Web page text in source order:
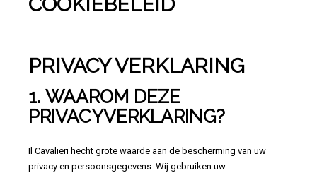
PRIVACY VERKLARING
1. WAAROM DEZE
PRIVACYVERKLARING?
Il Cavalieri hecht grote waarde aan de bescherming van uw
privacy en persoonsgegevens. Wij gebruiken uw